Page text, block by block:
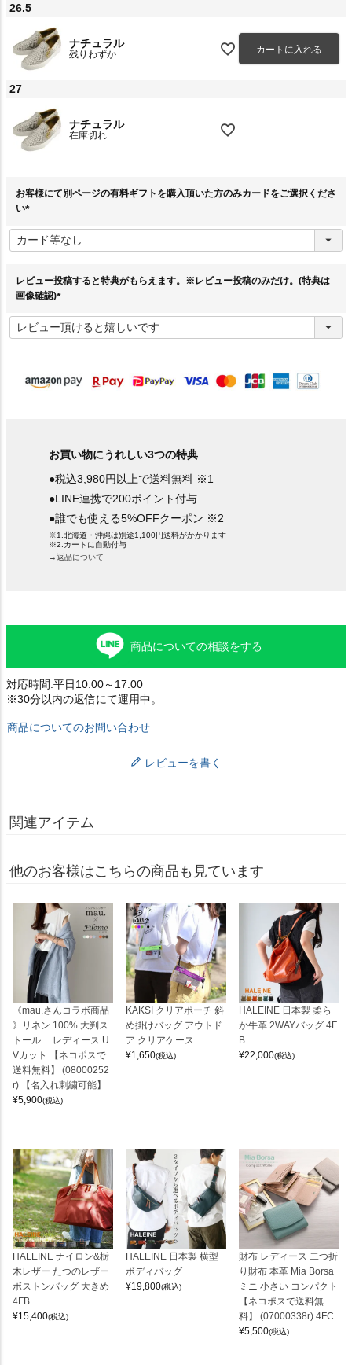
26.5
ナチュラル
残りわずか カートに入れる
27
ナチュラル
在庫切れ —
お客様にて別ページの有料ギフトを購入頂いた方のみカードをご選択くださ
い
必
須
レビュー投稿すると特典がもらえます。※レビュー投稿のみだけ。(特典は
画像確認)
必
須
お買い物にうれしい3つの特典
●税込3,980円以上で送料無料 ※1
●LINE連携で200ポイント付与
●誰でも使える5%OFFクーポン ※2
※1.北海道・沖縄は別途1,100円送料がかかります
※2.カートに自動付与
→返品について
商品についての相談をする
対応時間:平日10:00～17:00
※30分以内の返信にて運用中。
商品についてのお問い合わせ
レビューを書く
関連アイテム
他のお客様はこちらの商品も見ています
《mau.さんコラボ商品
》リネン 100% 大判ス
トール レディース U
Vカット 【ネコポスで
送料無料】 (08000252
r) 【名入れ刺繍可能】
¥5,900(税込)
KAKSI クリアポーチ 斜
め掛けバッグ アウトド
ア クリアケース
¥1,650(税込)
HALEINE 日本製 柔ら
か牛革 2WAYバッグ 4F
B
¥22,000(税込)
HALEINE ナイロン&栃
木レザー たつのレザー
ボストンバッグ 大きめ
4FB
¥15,400(税込)
HALEINE 日本製 横型
ボディバッグ
¥19,800(税込)
財布 レディース 二つ折
り財布 本革 Mia Borsa
ミニ 小さい コンパクト
【ネコポスで送料無
料】 (07000338r) 4FC
¥5,500(税込)